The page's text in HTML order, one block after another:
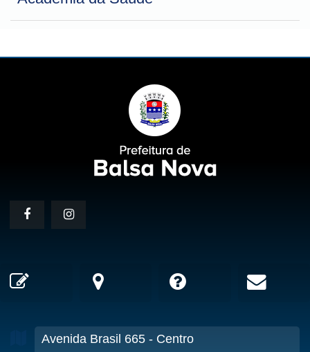
Avenida Brasil 665 - Centro